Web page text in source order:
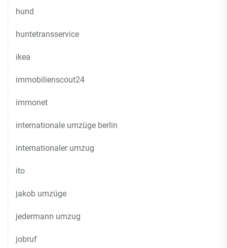
hund
huntetransservice
ikea
immobilienscout24
immonet
internationale umzüge berlin
internationaler umzug
ito
jakob umzüge
jedermann umzug
jobruf